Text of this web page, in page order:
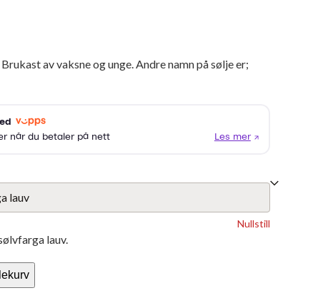
av vaksne og unge. Andre namn på sølje er;
Nullstill
lauv.